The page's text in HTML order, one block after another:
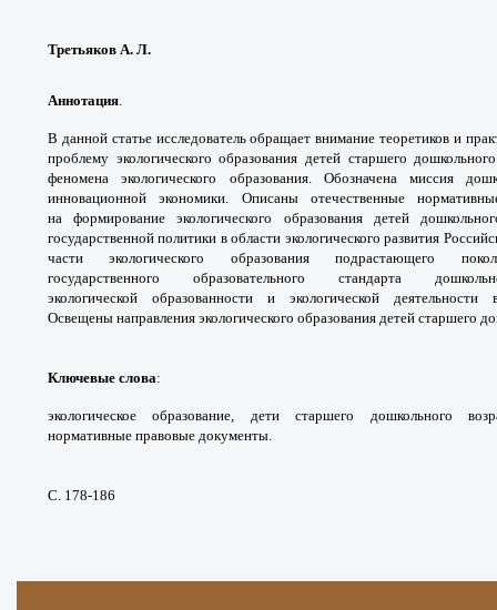
Третьяков А. Л.
Аннотация.
В данной статье исследовательобращает внимание теоретиков и
проблему экологического образования детей старшего
феномена экологического образования. Обозначена миссия
инновационной экономики. Описаны отечественные
наформирование экологического образования детей
государственной политики в области экологического развития
части экологического образования подрастающего
государственного образовательного стандарта
экологической образованности и экологической
Освещены направления экологического образования детей старшего
Ключевые слова:
экологическое образование, дети старшего дошкольного
нормативные правовые документы.
С. 178-186